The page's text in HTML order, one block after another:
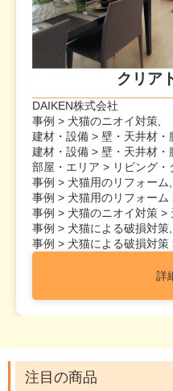
クリア
DAIKEN株式会社
事例 > 犬猫のニオイ対策,
建材・設備 > 壁・天井材・
建材・設備 > 壁・天井材・
部屋・エリア > リビング・
事例 > 犬猫用のリフォーム,
事例 > 犬猫用のリフォーム
事例 > 犬猫のニオイ対策 >
事例 > 犬猫による破損対策,
事例 > 犬猫による破損対策
詳
注目の商品